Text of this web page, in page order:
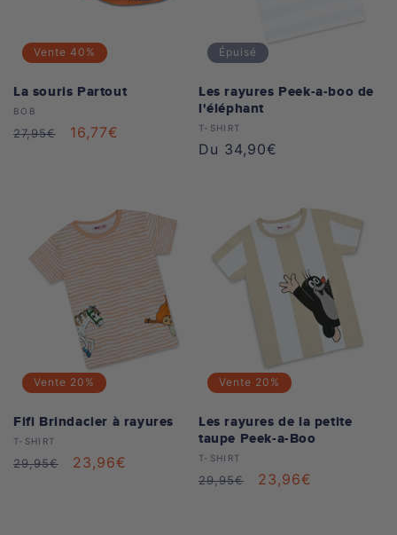
Vente 40%
La souris Partout
Distributeur :
BOB
Prix
27,95€
Prix
16,77€
Épuisé
Les rayures Peek-a-boo de
l'éléphant
Distributeur :
T-SHIRT
Prix
Du 34,90€
Vente 20%
Fifi Brindacier à rayures
Distributeur :
T-SHIRT
Prix
29,95€
Prix
23,96€
Vente 20%
Les rayures de la petite
taupe Peek-a-Boo
Distributeur :
T-SHIRT
Prix
29,95€
Prix
23,96€